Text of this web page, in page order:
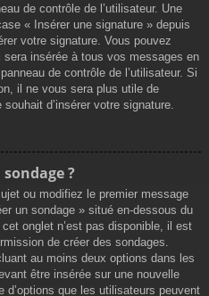
de contrôle de l’utilisateur. Une
« Insérer une signature » depuis
votre signature. Vous pouvez
insérée à tous vos messages en
de contrôle de l’utilisateur. Si
il ne vous sera plus utile de
d’insérer votre signature.
?
ou modifiez le premier message
un sondage » situé en-dessous du
onglet n’est pas disponible, il est
de créer des sondages.
au moins deux options dans les
être insérée sur une nouvelle
d’options que les utilisateurs peuvent